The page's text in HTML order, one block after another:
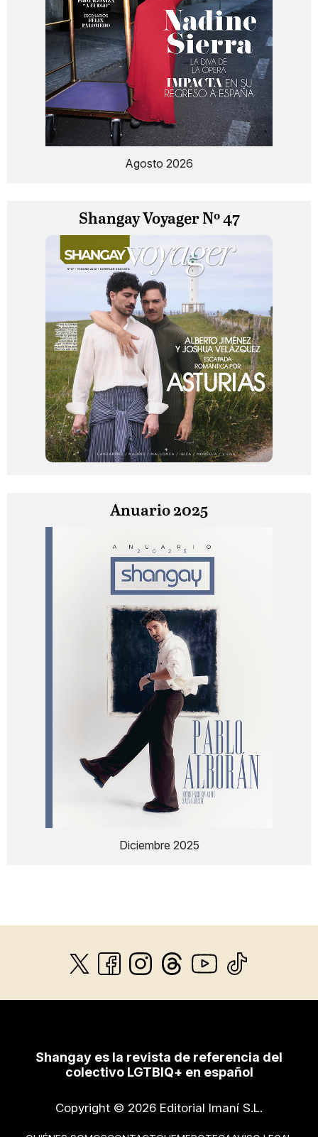
Agosto 2026
Shangay Voyager Nº 47
Anuario 2025
Diciembre 2025
Shangay es la revista de referencia del
colectivo LGTBIQ+ en español
Copyright © 2026 Editorial Imaní S.L.